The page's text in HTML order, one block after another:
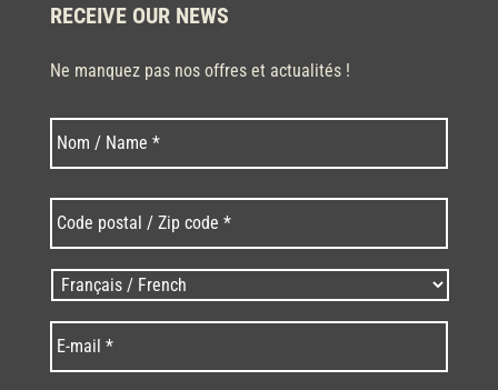
RECEIVE OUR NEWS
Ne manquez pas nos offres et actualités !
Nom * Last
postal
/
Zip
code
* *
Langues
/
Language *
mail *